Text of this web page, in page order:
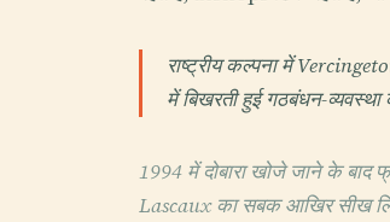
राष्ट्रीय कल्पना में
में बिखरती हुई गठबंधन-
1994 में दोबारा खोजे जाने के बाद
Lascaux का सबक आखिर सीख